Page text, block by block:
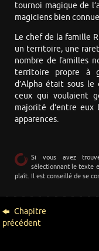
tournoi magique de
magiciens bien
Le chef de la famille
un territoire, une
nombre de familles
territoire propre à
d’Alpha était sous
ceux qui voulaient
majorité d’entre
apparences.
Si vous avez
sélectionnant le texte
plaît. Il est conseillé de se
Chapitre
précédent